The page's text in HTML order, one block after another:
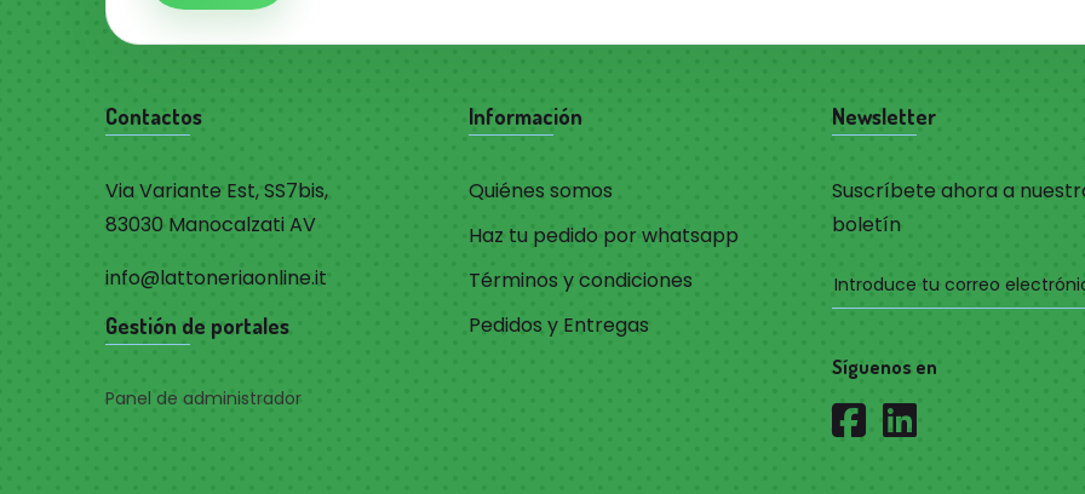
Contactos
Via Variante Est, SS7bis,
83030 Manocalzati AV
info@lattoneriaonline.it
Gestión de portales
Panel de administrador
Información
Quiénes somos
Haz tu pedido por whatsapp
Términos y condiciones
Pedidos y Entregas
Newsletter
Suscríbete ahora a
boletín
Síguenos en